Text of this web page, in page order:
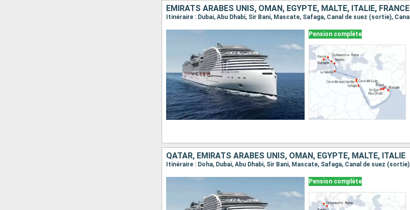
EMIRATS ARABES UNIS, OMAN, EGYPTE, MALTE, ITALIE, FRANCE
Pension complète
QATAR, EMIRATS ARABES UNIS, OMAN, EGYPTE, MALTE, ITALIE
Pension complète